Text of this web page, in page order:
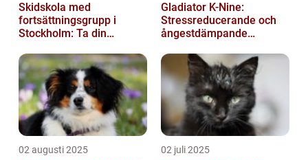
Skidskola med
fortsättningsgrupp i
Stockholm: Ta din
Gladiator K-Nine:
Stressreducerande och
ångestdämpande
02 augusti 2025 02 juli 2025